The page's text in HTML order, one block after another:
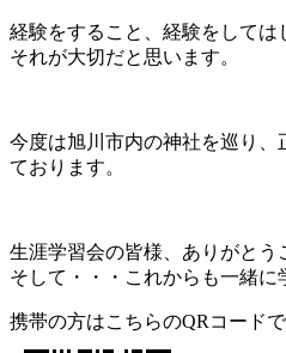
経験をすること、経験をしては
それが大切だと思います。
今度は旭川市内の神社を巡り、
ております。
生涯学習会の皆様、ありがとう
そして・・・これからも一緒に
携帯の方はこちらのQRコード